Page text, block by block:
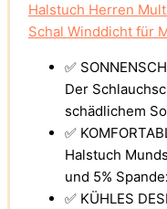
Halstuch Herren
Schal Winddicht für
✅
Der
schädlichem
✅
Halstuch
und 5%
✅ KÜHLES